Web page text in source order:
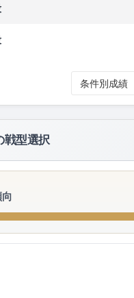
条件別成績
戦型選択